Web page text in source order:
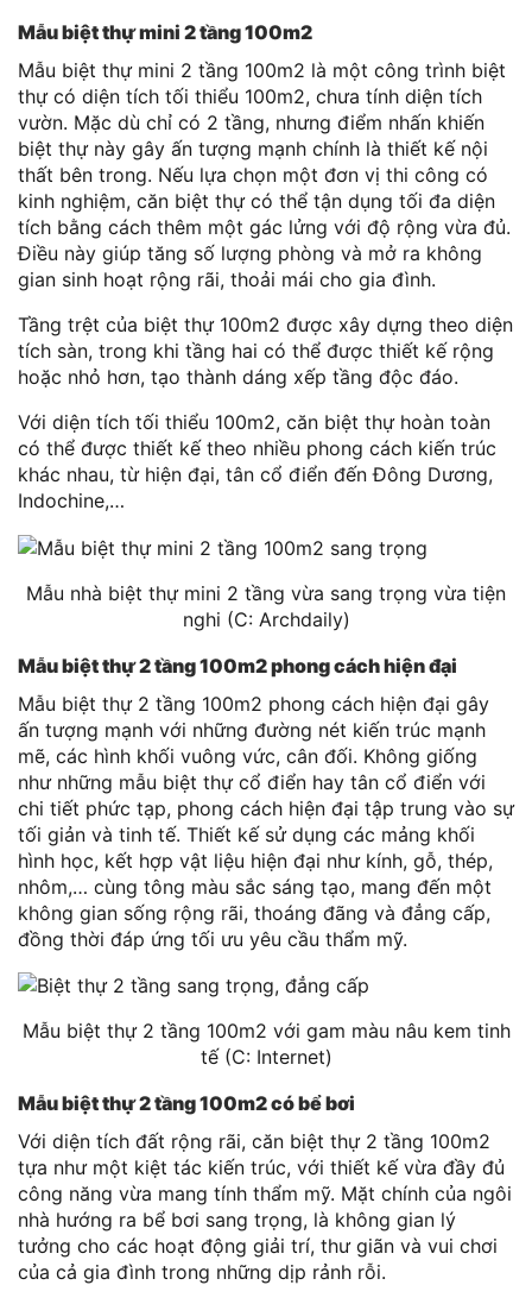
Mẫu biệt thự mini 2 tầng 100m2
Mẫu biệt thự mini 2 tầng 100m2 là một công trình biệt
thự có diện tích tối thiểu 100m2, chưa tính diện tích
vườn. Mặc dù chỉ có 2 tầng, nhưng điểm nhấn khiến
biệt thự này gây ấn tượng mạnh chính là thiết kế nội
thất bên trong. Nếu lựa chọn một đơn vị thi công có
kinh nghiệm, căn biệt thự có thể tận dụng tối đa diện
tích bằng cách thêm một gác lửng với độ rộng vừa đủ.
Điều này giúp tăng số lượng phòng và mở ra không
gian sinh hoạt rộng rãi, thoải mái cho gia đình.
Tầng trệt của biệt thự 100m2 được xây dựng theo diện
tích sàn, trong khi tầng hai có thể được thiết kế rộng
hoặc nhỏ hơn, tạo thành dáng xếp tầng độc đáo.
Với diện tích tối thiểu 100m2, căn biệt thự hoàn toàn
có thể được thiết kế theo nhiều phong cách kiến trúc
khác nhau, từ hiện đại, tân cổ điển đến Đông Dương,
Indochine,…
Mẫu nhà biệt thự mini 2 tầng vừa sang trọng vừa tiện
nghi (C: Archdaily)
Mẫu biệt thự 2 tầng 100m2 phong cách hiện đại
Mẫu biệt thự 2 tầng 100m2 phong cách hiện đại gây
ấn tượng mạnh với những đường nét kiến trúc mạnh
mẽ, các hình khối vuông vức, cân đối. Không giống
như những mẫu biệt thự cổ điển hay tân cổ điển với
chi tiết phức tạp, phong cách hiện đại tập trung vào sự
tối giản và tinh tế. Thiết kế sử dụng các mảng khối
hình học, kết hợp vật liệu hiện đại như kính, gỗ, thép,
nhôm,… cùng tông màu sắc sáng tạo, mang đến một
không gian sống rộng rãi, thoáng đãng và đẳng cấp,
đồng thời đáp ứng tối ưu yêu cầu thẩm mỹ.
Mẫu biệt thự 2 tầng 100m2 với gam màu nâu kem tinh
tế (C: Internet)
Mẫu biệt thự 2 tầng 100m2 có bể bơi
Với diện tích đất rộng rãi, căn biệt thự 2 tầng 100m2
tựa như một kiệt tác kiến trúc, với thiết kế vừa đầy đủ
công năng vừa mang tính thẩm mỹ. Mặt chính của ngôi
nhà hướng ra bể bơi sang trọng, là không gian lý
tưởng cho các hoạt động giải trí, thư giãn và vui chơi
của cả gia đình trong những dịp rảnh rỗi.